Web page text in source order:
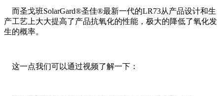
而圣戈班SolarGard®圣佳®最新一代的LR73从产品设计和生
产工艺上大大提高了产品抗氧化的性能，极大的降低了氧化发
生的概率。
这一点我们可以通过视频了解一下：